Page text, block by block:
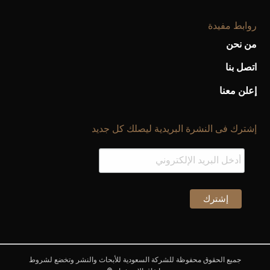
روابط مفيدة
من نحن
اتصل بنا
إعلن معنا
إشترك فى النشرة البريدية ليصلك كل جديد
جميع الحقوق محفوظة للشركة السعودية للأبحاث والنشر وتخضع لشروط